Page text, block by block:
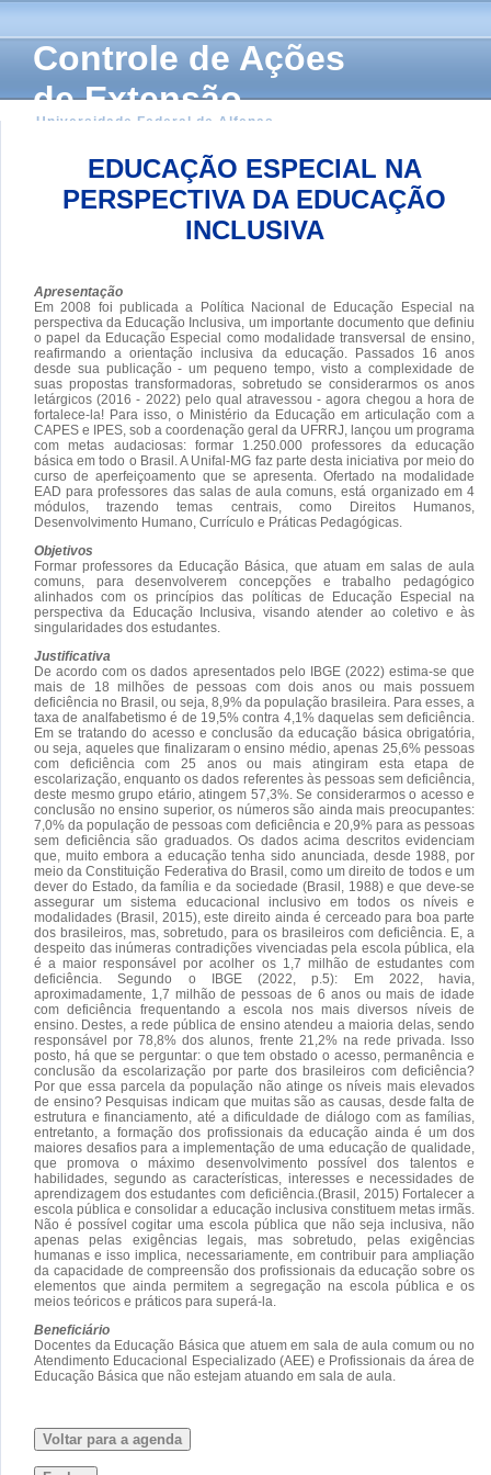
Controle de Ações
de Extensão
Universidade Federal de Alfenas
EDUCAÇÃO ESPECIAL NA
PERSPECTIVA DA EDUCAÇÃO
INCLUSIVA
Apresentação
Em 2008 foi publicada a Política Nacional de Educação Especial na
perspectiva da Educação Inclusiva, um importante documento que definiu
o papel da Educação Especial como modalidade transversal de ensino,
reafirmando a orientação inclusiva da educação. Passados 16 anos
desde sua publicação - um pequeno tempo, visto a complexidade de
suas propostas transformadoras, sobretudo se considerarmos os anos
letárgicos (2016 - 2022) pelo qual atravessou - agora chegou a hora de
fortalece-la! Para isso, o Ministério da Educação em articulação com a
CAPES e IPES, sob a coordenação geral da UFRRJ, lançou um programa
com metas audaciosas: formar 1.250.000 professores da educação
básica em todo o Brasil. A Unifal-MG faz parte desta iniciativa por meio do
curso de aperfeiçoamento que se apresenta. Ofertado na modalidade
EAD para professores das salas de aula comuns, está organizado em 4
módulos, trazendo temas centrais, como Direitos Humanos,
Desenvolvimento Humano, Currículo e Práticas Pedagógicas.
Objetivos
Formar professores da Educação Básica, que atuam em salas de aula
comuns, para desenvolverem concepções e trabalho pedagógico
alinhados com os princípios das políticas de Educação Especial na
perspectiva da Educação Inclusiva, visando atender ao coletivo e às
singularidades dos estudantes.
Justificativa
De acordo com os dados apresentados pelo IBGE (2022) estima-se que
mais de 18 milhões de pessoas com dois anos ou mais possuem
deficiência no Brasil, ou seja, 8,9% da população brasileira. Para esses, a
taxa de analfabetismo é de 19,5% contra 4,1% daquelas sem deficiência.
Em se tratando do acesso e conclusão da educação básica obrigatória,
ou seja, aqueles que finalizaram o ensino médio, apenas 25,6% pessoas
com deficiência com 25 anos ou mais atingiram esta etapa de
escolarização, enquanto os dados referentes às pessoas sem deficiência,
deste mesmo grupo etário, atingem 57,3%. Se considerarmos o acesso e
conclusão no ensino superior, os números são ainda mais preocupantes:
7,0% da população de pessoas com deficiência e 20,9% para as pessoas
sem deficiência são graduados. Os dados acima descritos evidenciam
que, muito embora a educação tenha sido anunciada, desde 1988, por
meio da Constituição Federativa do Brasil, como um direito de todos e um
dever do Estado, da família e da sociedade (Brasil, 1988) e que deve-se
assegurar um sistema educacional inclusivo em todos os níveis e
modalidades (Brasil, 2015), este direito ainda é cerceado para boa parte
dos brasileiros, mas, sobretudo, para os brasileiros com deficiência. E, a
despeito das inúmeras contradições vivenciadas pela escola pública, ela
é a maior responsável por acolher os 1,7 milhão de estudantes com
deficiência. Segundo o IBGE (2022, p.5): Em 2022, havia,
aproximadamente, 1,7 milhão de pessoas de 6 anos ou mais de idade
com deficiência frequentando a escola nos mais diversos níveis de
ensino. Destes, a rede pública de ensino atendeu a maioria delas, sendo
responsável por 78,8% dos alunos, frente 21,2% na rede privada. Isso
posto, há que se perguntar: o que tem obstado o acesso, permanência e
conclusão da escolarização por parte dos brasileiros com deficiência?
Por que essa parcela da população não atinge os níveis mais elevados
de ensino? Pesquisas indicam que muitas são as causas, desde falta de
estrutura e financiamento, até a dificuldade de diálogo com as famílias,
entretanto, a formação dos profissionais da educação ainda é um dos
maiores desafios para a implementação de uma educação de qualidade,
que promova o máximo desenvolvimento possível dos talentos e
habilidades, segundo as características, interesses e necessidades de
aprendizagem dos estudantes com deficiência.(Brasil, 2015) Fortalecer a
escola pública e consolidar a educação inclusiva constituem metas irmãs.
Não é possível cogitar uma escola pública que não seja inclusiva, não
apenas pelas exigências legais, mas sobretudo, pelas exigências
humanas e isso implica, necessariamente, em contribuir para ampliação
da capacidade de compreensão dos profissionais da educação sobre os
elementos que ainda permitem a segregação na escola pública e os
meios teóricos e práticos para superá-la.
Beneficiário
Docentes da Educação Básica que atuem em sala de aula comum ou no
Atendimento Educacional Especializado (AEE) e Profissionais da área de
Educação Básica que não estejam atuando em sala de aula.
Voltar para a agenda